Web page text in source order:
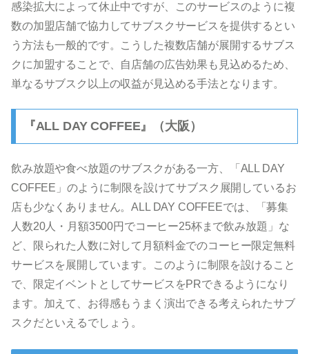
感染拡大によって休止中ですが、このサービスのように複
数の加盟店舗で協力してサブスクサービスを提供するとい
う方法も一般的です。こうした複数店舗が展開するサブス
クに加盟することで、自店舗の広告効果も見込めるため、
単なるサブスク以上の収益が見込める手法となります。
『ALL DAY COFFEE』（大阪）
飲み放題や食べ放題のサブスクがある一方、「ALL DAY
COFFEE」のように制限を設けてサブスク展開しているお
店も少なくありません。ALL DAY COFFEEでは、「募集
人数20人・月額3500円でコーヒー25杯まで飲み放題」な
ど、限られた人数に対して月額料金でのコーヒー限定無料
サービスを展開しています。このように制限を設けること
で、限定イベントとしてサービスをPRできるようになり
ます。加えて、お得感もうまく演出できる考えられたサブ
スクだといえるでしょう。